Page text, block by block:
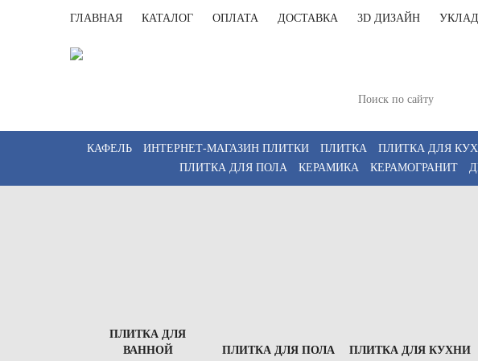
ГЛАВНАЯ КАТАЛОГ ОПЛАТА ДОСТАВКА 3D ДИЗАЙН
КАФЕЛЬ ИНТЕРНЕТ-МАГАЗИН ПЛИТКИ ПЛИТКА ПЛИТКА ДЛЯ
ПЛИТКА ДЛЯ ПОЛА
КЕРАМИКА КЕРАМОГРАНИТ
ПЛИТКА ДЛЯ
ВАННОЙ
ПЛИТКА ДЛЯ ПОЛА ПЛИТКА ДЛЯ КУХНИ